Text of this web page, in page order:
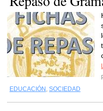
EDUCACIÓN , SOCIEDAD